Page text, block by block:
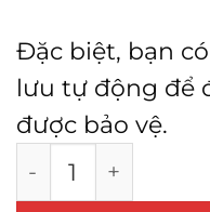
Đặc biệt, bạn
lưu tự động để
được bảo vệ.
Duplicator Pro -